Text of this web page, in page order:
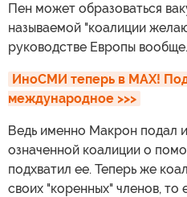
Пен может образоваться
называемой "коалиции
руководстве Европы вообще.
ИноСМИ теперь в MAX!
международное >>>
Ведь именно Макрон подал
означенной коалиции о
подхватил ее. Теперь же
своих "коренных" членов, то